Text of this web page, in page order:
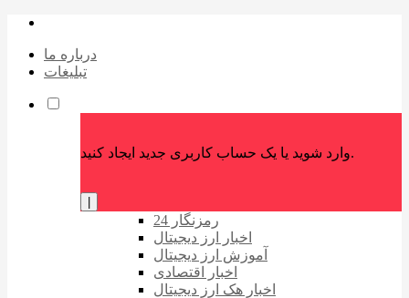
درباره ما
تبلیغات
وارد شوید یا یک حساب کاربری جدید ایجاد کنید.
رمزنگار 24
اخبار ارز دیجیتال
آموزش ارز دیجیتال
اخبار اقتصادی
اخبار هک ارز دیجیتال